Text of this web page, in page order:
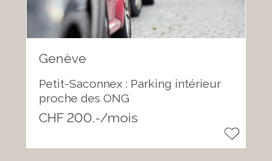
Genève
Petit-Saconnex : Parking intérieur
proche des ONG
CHF 200.-/mois